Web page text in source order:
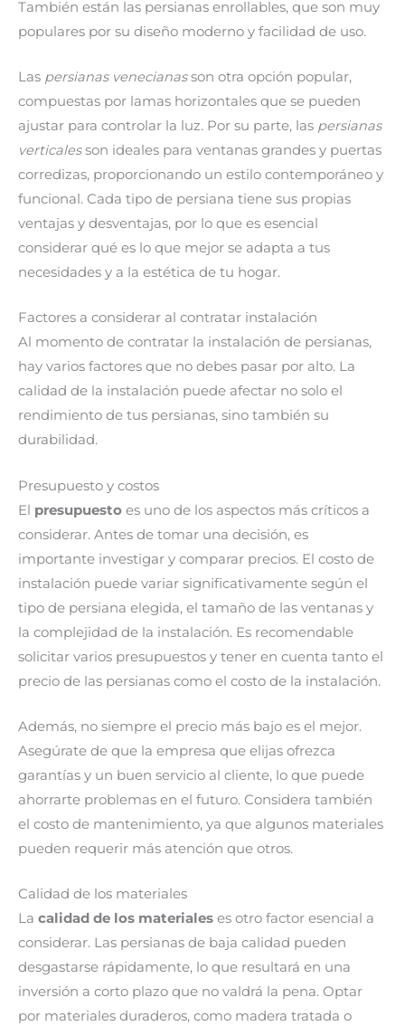
También están las persianas enrollables, que son muy
populares por su diseño moderno y facilidad de uso.
Las persianas venecianasson otra opción popular,
compuestas por lamas horizontales que se pueden
ajustar para controlar la luz. Por su parte, las persianas
verticalesson ideales para ventanas grandes y puertas
corredizas, proporcionando un estilo contemporáneo y
funcional. Cada tipo de persiana tiene sus propias
ventajas y desventajas, por lo que es esencial
considerar qué es lo que mejor se adapta a tus
necesidades y a la estética de tu hogar.
Factores a considerar al contratar instalación
Al momento de contratar la instalación de persianas,
hay varios factores que no debes pasar por alto. La
calidad de la instalación puede afectar no solo el
rendimiento de tus persianas, sino también su
durabilidad.
Presupuesto y costos
El presupuesto es uno de los aspectos más críticos a
considerar. Antes de tomar una decisión, es
importante investigar y comparar precios. El costo de
instalación puede variar significativamente según el
tipo de persiana elegida, el tamaño de las ventanas y
la complejidad de la instalación. Es recomendable
solicitar varios presupuestos y tener en cuenta tanto el
precio de las persianas como el costo de la instalación.
Además, no siempre el precio más bajo es el mejor.
Asegúrate de que la empresa que elijas ofrezca
garantías y un buen servicio al cliente, lo que puede
ahorrarte problemas en el futuro. Considera también
el costo de mantenimiento, ya que algunos materiales
pueden requerir más atención que otros.
Calidad de los materiales
La calidad de los materiales es otro factor esencial a
considerar. Las persianas de baja calidad pueden
desgastarse rápidamente, lo que resultará en una
inversión a corto plazo que no valdrá la pena. Optar
por materiales duraderos, como madera tratada o